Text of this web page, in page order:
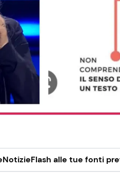
alle tue fonti